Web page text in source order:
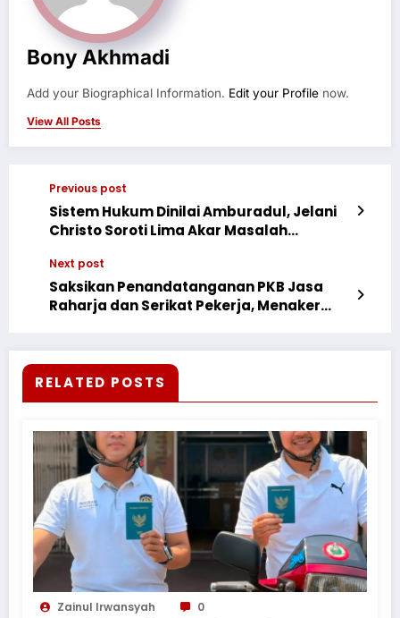
Bony Akhmadi
Add your Biographical Information. Edit your Profile now.
View All Posts
Previous post
Sistem Hukum Dinilai Amburadul, Jelani
Christo Soroti Lima Akar Masalah
Next post
Saksikan Penandatanganan PKB Jasa
Raharja dan Serikat Pekerja, Menaker
RELATED POSTS
Zainul Irwansyah 0